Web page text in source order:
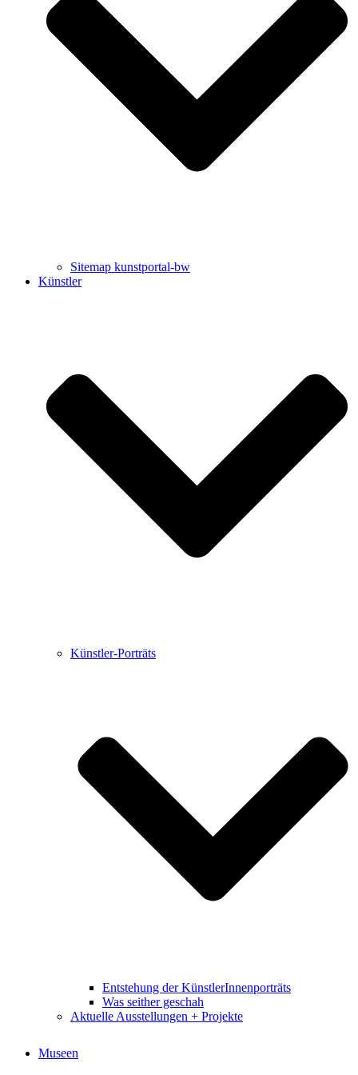
Uli Rothfuss
Harald Schwiers
Buchbesprechungen von Harald Schwiers
Haralds Streifzüge
Hörtipps von Harald Schwiers
Kunstausflüge mit Sigrid Balke
Marc Peschke – Out of The Länd
Buchtipps von Uli Rothfuss
Sitemap kunstportal-bw
Künstler
Künstler-Porträts
Entstehung der KünstlerInnenporträts
Was seither geschah
Aktuelle Ausstellungen + Projekte
Museen